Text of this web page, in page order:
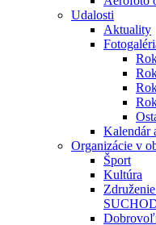
Udalosti
Aktuality
Kalendár
Organizácie v
Šport
Kultúra